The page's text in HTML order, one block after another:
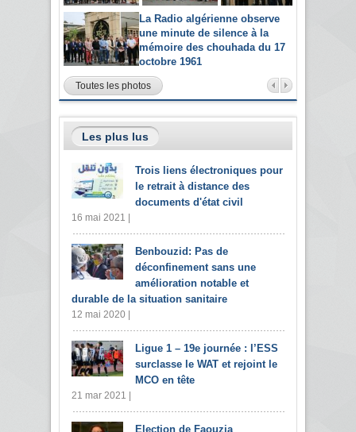
La Radio algérienne observe
une minute de silence à la
mémoire des chouhada du 17
octobre 1961
Toutes les photos
Les plus lus
Trois liens électroniques pour
le retrait à distance des
documents d'état civil
16 mai 2021 |
Benbouzid: Pas de
déconfinement sans une
amélioration notable et
durable de la situation sanitaire
12 mai 2020 |
Ligue 1 – 19e journée : l’ESS
surclasse le WAT et rejoint le
MCO en tête
21 mar 2021 |
Election de Faouzia